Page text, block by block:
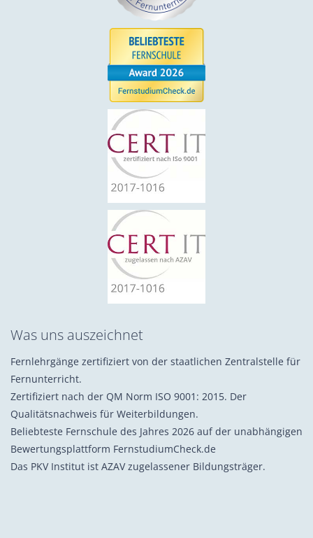
Was uns auszeichnet
Fernlehrgänge zertifiziert von der staatlichen Zentralstelle für
Fernunterricht.
Zertifiziert nach der QM Norm ISO 9001: 2015. Der
Qualitätsnachweis für Weiterbildungen.
Beliebteste Fernschule des Jahres 2026 auf der unabhängigen
Bewertungsplattform FernstudiumCheck.de
Das PKV Institut ist AZAV zugelassener Bildungsträger.